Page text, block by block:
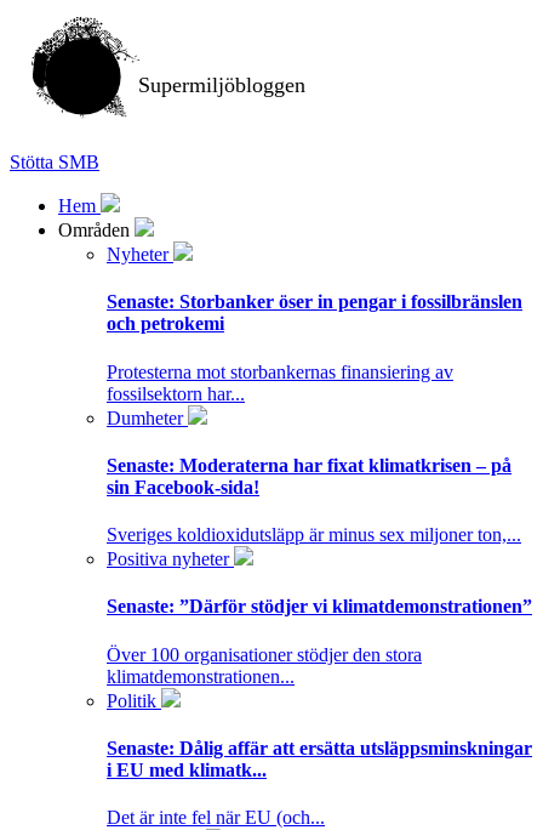
Supermiljöbloggen
Stötta SMB
Hem
Områden
Nyheter
Senaste: Storbanker öser in pengar i fossilbränslen
och petrokemi
Protesterna mot storbankernas finansiering av
fossilsektorn har...
Dumheter
Senaste: Moderaterna har fixat klimatkrisen – på
sin Facebook-sida!
Sveriges koldioxidutsläpp är minus sex miljoner ton,...
Positiva nyheter
Senaste: ”Därför stödjer vi klimatdemonstrationen”
Över 100 organisationer stödjer den stora
klimatdemonstrationen...
Politik
Senaste: Dålig affär att ersätta utsläppsminskningar
i EU med klimatk...
Det är inte fel när EU (och...